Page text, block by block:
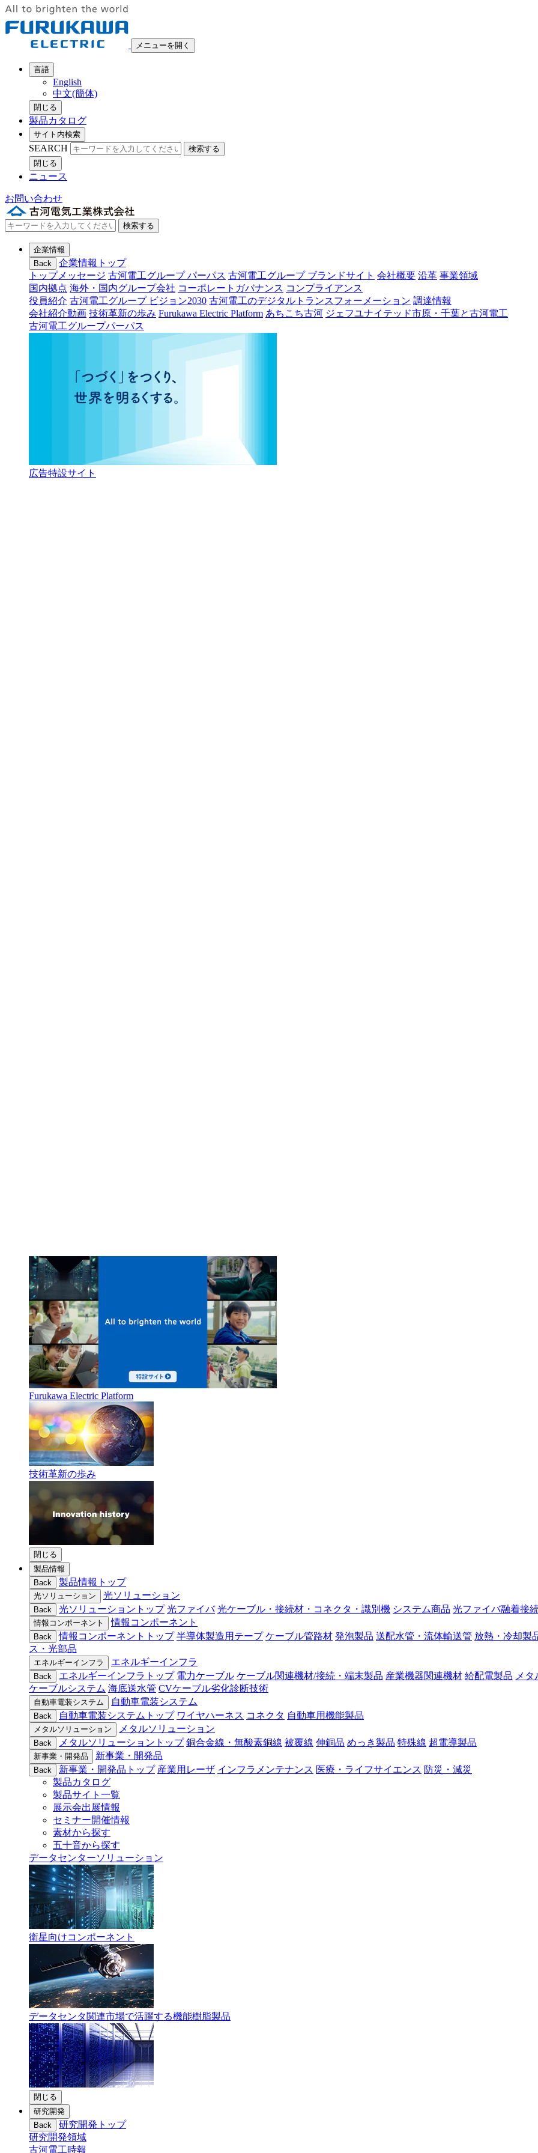
メニューを開く
言語
English
中文(簡体)
閉じる
製品カタログ
サイト内検索
SEARCH
検索する
閉じる
ニュース
お問い合わせ
検索する
企業情報
Back
企業情報トップ
トップメッセージ 古河電工グループ パーパス 古河電工グループ ブランドサイト 会社概要 沿革 事業領域
国内拠点 海外・国内グループ会社 コーポレートガバナンス コンプライアンス
役員紹介 古河電工グループ ビジョン2030 古河電工のデジタルトランスフォーメーション 調達情報
会社紹介動画 技術革新の歩み Furukawa Electric Platform あちこち古河 ジェフユナイテッド市原・千葉と古河電工
古河電工グループパーパス
広告特設サイト
Furukawa Electric Platform
技術革新の歩み
閉じる
製品情報
Back
製品情報トップ
光ソリューション 光ソリューション
Back 光ソリューショントップ 光ファイバ 光ケーブル・接続材・コネクタ・識別機 システム商品 光ファイバ融着接
情報コンポーネント 情報コンポーネント
Back 情報コンポーネントトップ 半導体製造用テープ ケーブル管路材 発泡製品 送配水管・流体輸送管 放熱・冷却製
ス・光部品
エネルギーインフラ エネルギーインフラ
Back エネルギーインフラトップ 電力ケーブル ケーブル関連機材/接続・端末製品 産業機器関連機材 給配電製品 メ
ケーブルシステム 海底送水管 CVケーブル劣化診断技術
自動車電装システム 自動車電装システム
Back 自動車電装システムトップ ワイヤハーネス コネクタ 自動車用機能製品
メタルソリューション メタルソリューション
Back メタルソリューショントップ 銅合金線・無酸素銅線 被覆線 伸銅品 めっき製品 特殊線 超電導製品
新事業・開発品 新事業・開発品
Back 新事業・開発品トップ 産業用レーザ インフラメンテナンス 医療・ライフサイエンス 防災・減災
製品カタログ
製品サイト一覧
展示会出展情報
セミナー開催情報
素材から探す
五十音から探す
データセンターソリューション
衛星向けコンポーネント
データセンタ関連市場で活躍する機能樹脂製品
閉じる
研究開発
Back
研究開発トップ
研究開発領域
古河電工時報